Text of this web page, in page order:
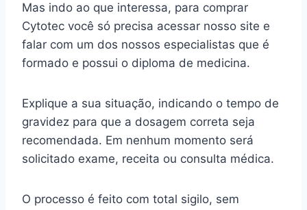
Mas indo ao que interessa, para comprar
Cytotec você só precisa acessar nosso site e
falar com um dos nossos especialistas que é
formado e possui o diploma de medicina.
Explique a sua situação, indicando o tempo de
gravidez para que a dosagem correta seja
recomendada. Em nenhum momento será
solicitado exame, receita ou consulta médica.
O processo é feito com total sigilo, sem